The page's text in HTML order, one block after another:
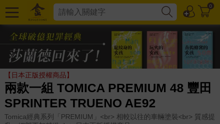
0
【日本正版授權商品】
兩款一組 TOMICA PREMIUM 48 豐田
SPRINTER TRUENO AE92
Tomica經典系列「PREMIUM」<br> 相較以往的車輛塗裝<br> 質感提